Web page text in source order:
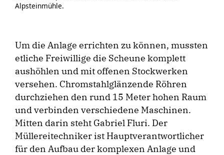
Alpsteinmühle.
Um die Anlage errichten zu können, mussten
etliche Freiwillige die Scheune komplett
aushöhlen und mit offenen Stockwerken
versehen. Chromstahlglänzende Röhren
durchziehen den rund 15 Meter hohen Raum
und verbinden verschiedene Maschinen.
Mitten darin steht Gabriel Fluri. Der
Müllereitechniker ist Hauptverantwortlicher
für den Aufbau der komplexen Anlage und